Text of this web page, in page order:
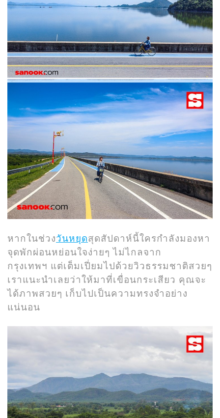
หากในช่วงวันหยุดสุดสัปดาห์นี้ใครกำลังมองหา
จุดพักผ่อนหย่อนใจง่ายๆ ไม่ไกลจาก
กรุงเทพฯ แต่เต็มเปี่ยมไปด้วยวิวธรรมชาติสวยๆ
เราแนะนำเลยว่าให้มาที่เขื่อนกระเสียว คุณจะ
ได้ภาพสวยๆ เก็บไปเป็นความทรงจำอย่าง
แน่นอน